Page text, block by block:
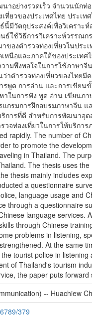
าอย่างรวดเร็ว จำนวนนัก
ที่ยวของประเทศไทย ประเ
มีวัตถุประสงค์เพื่อวิเครา
ธ์ใช้วิธีการวิเคราะห์วรรณ
องตำรวจท่องเที่ยวในประ
หนือและภาคใต้ของประเ
ามพึงพอใจในการใช้ภาษา
าตำรวจท่องเที่ยวของไท
พูด การอ่าน และการเขีย
าในการฟัง พูด อ่าน เขียน
แกรมการฝึกอบรมภาษาจี
ริการที่ดี สำหรับการพัฒนา
จท่องเที่ยวในการให้บริก
rapidly. The number of
to promote the
in Thailand. The
The thesis uses
thesis mainly includes
a questionnaire
language usage and
through a questionnaire
language
through Chinese
problems in listening,
At the same
tourist police in
of Thailand's tourism
the paper puts
-- Huachiew
379